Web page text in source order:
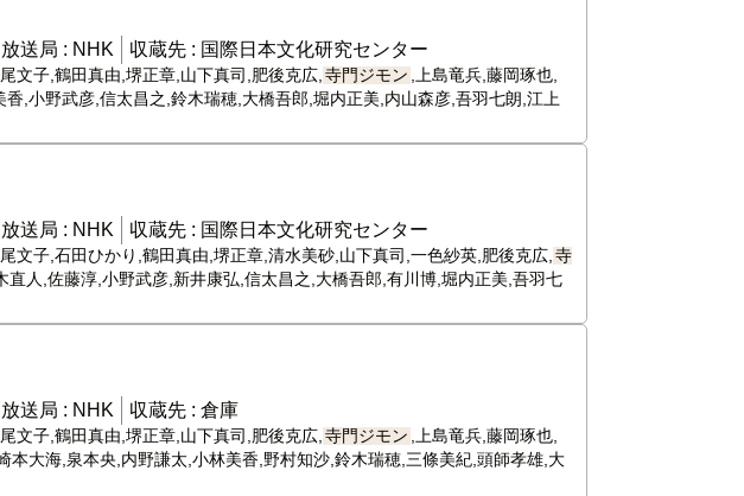
放送局 : NHK 収蔵先 : 国際日本文化研究センター
文子,鶴田真由,堺正章,山下真司,肥後克広, 寺門ジモン
,上島竜兵,藤岡琢也,
,小野武彦,信太昌之,鈴木瑞穂,大橋吾郎,堀内正美,内山森彦,吾羽七朗,江上
放送局 : NHK 収蔵先 : 国際日本文化研究センター
文子,石田ひかり,鶴田真由,堺正章,清水美砂,山下真司,一色紗英,肥後克広, 寺
直人,佐藤淳,小野武彦,新井康弘,信太昌之,大橋吾郎,有川博,堀内正美,吾羽七
放送局 : NHK 収蔵先 : 倉庫
文子,鶴田真由,堺正章,山下真司,肥後克広, 寺門ジモン
,上島竜兵,藤岡琢也,
本大海,泉本央,内野謙太,小林美香,野村知沙,鈴木瑞穂,三條美紀,頭師孝雄,大